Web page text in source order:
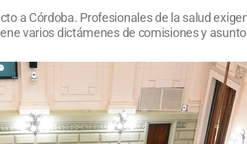
a Córdoba. Profesionales de la salud
varios dictámenes de comisiones y